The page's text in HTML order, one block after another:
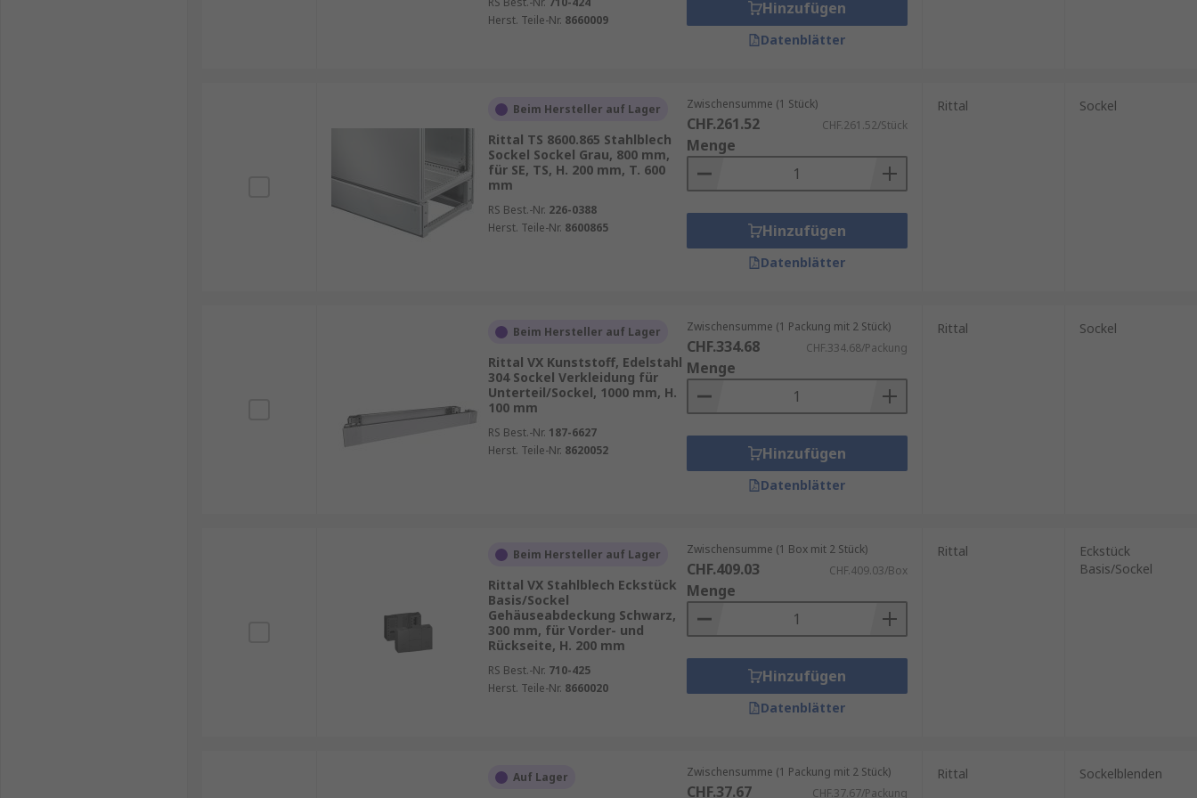
Herst. Teile-Nr. 8660009
Hinzufügen
Datenblätter
Beim Hersteller auf Lager
Rittal TS 8600.865 Stahlblech
Sockel Sockel Grau, 800 mm,
für SE, TS, H. 200 mm, T. 600
mm
RS Best.-Nr. 226-0388
Herst. Teile-Nr. 8600865
Zwischensumme (1 Stück)
CHF.261.52 CHF.261.52/Stück
Menge
Hinzufügen
Datenblätter
Rittal Sockel
Beim Hersteller auf Lager
Rittal VX Kunststoff, Edelstahl
304 Sockel Verkleidung für
Unterteil/Sockel, 1000 mm, H.
100 mm
RS Best.-Nr. 187-6627
Herst. Teile-Nr. 8620052
Zwischensumme (1 Packung mit 2 Stück)
CHF.334.68 CHF.334.68/Packung
Menge
Hinzufügen
Datenblätter
Rittal Sockel
Beim Hersteller auf Lager
Rittal VX Stahlblech Eckstück
Basis/Sockel
Gehäuseabdeckung Schwarz,
300 mm, für Vorder- und
Rückseite, H. 200 mm
RS Best.-Nr. 710-425
Herst. Teile-Nr. 8660020
Zwischensumme (1 Box mit 2 Stück)
CHF.409.03 CHF.409.03/Box
Menge
Hinzufügen
Datenblätter
Rittal
Eckstück
Basis/Sockel
Auf Lager Zwischensumme (1 Packung mit 2 Stück)
CHF.37.67 CHF.37.67/Packung
Rittal Sockelblenden